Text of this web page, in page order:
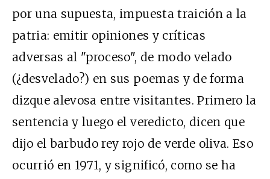
por una supuesta, impuesta traición a la
patria: emitir opiniones y críticas
adversas al "proceso", de modo velado
(¿desvelado?) en sus poemas y de forma
dizque alevosa entre visitantes. Primero la
sentencia y luego el veredicto, dicen que
dijo el barbudo rey rojo de verde oliva. Eso
ocurrió en 1971, y significó, como se ha